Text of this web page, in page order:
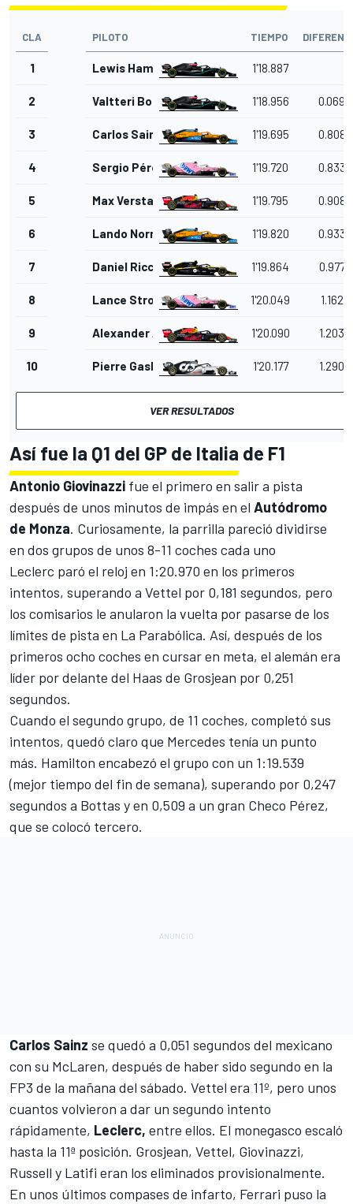
CLA PILOTO TIEMPO
1 Lewis Hamilton 1'18.887
2 Valtteri Bottas 1'18.956 0.069
3 Carlos Sainz Jr. 1'19.695 0.808
4 Sergio Pérez 1'19.720 0.833
5 Max Verstappen 1'19.795 0.908
6 Lando Norris 1'19.820 0.933
7 Daniel Ricciardo 1'19.864 0.977
8 Lance Stroll 1'20.049 1.162
9 Alexander Albon 1'20.090 1.203
10 Pierre Gasly 1'20.177 1.290
VER RESULTADOS
Así fue la Q1 del GP de Italia de F1
Antonio Giovinazzi fue el primero en salir a pista
después de unos minutos de impás en el Autódromo
de Monza. Curiosamente, la parrilla pareció dividirse
en dos grupos de unos 8-11 coches cada uno
Leclerc paró el reloj en 1:20.970 en los primeros
intentos, superando a Vettel por 0,181 segundos, pero
los comisarios le anularon la vuelta por pasarse de los
límites de pista en La Parabólica. Así, después de los
primeros ocho coches en cursar en meta, el alemán era
líder por delante del Haas de Grosjean por 0,251
segundos.
Cuando el segundo grupo, de 11 coches, completó sus
intentos, quedó claro que Mercedes tenía un punto
más. Hamilton encabezó el grupo con un 1:19.539
(mejor tiempo del fin de semana), superando por 0,247
segundos a Bottas y en 0,509 a un gran Checo Pérez,
que se colocó tercero.
Carlos Sainz se quedó a 0,051 segundos del mexicano
con su McLaren, después de haber sido segundo en la
FP3 de la mañana del sábado. Vettel era 11º, pero unos
cuantos volvieron a dar un segundo intento
rápidamente, Leclerc, entre ellos. El monegasco escaló
hasta la 11ª posición. Grosjean, Vettel, Giovinazzi,
Russell y Latifi eran los eliminados provisionalmente.
En unos últimos compases de infarto, Ferrari puso la